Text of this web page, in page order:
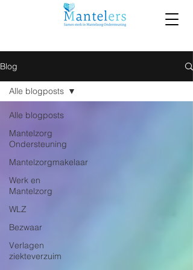
Blog
Alle blogposts
Mantelzorg
Ondersteuning
Mantelzorgmakelaar
Werk en
Mantelzorg
WLZ
Bezwaar
Verlagen
ziekteverzuim
Alle blogposts